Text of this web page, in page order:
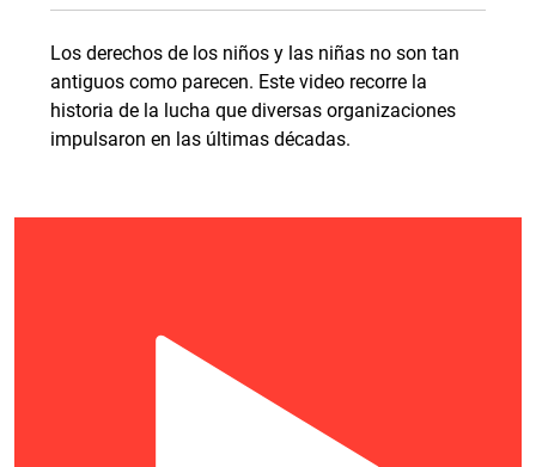
Los derechos de los niños y las niñas no son tan
antiguos como parecen. Este video recorre la
historia de la lucha que diversas organizaciones
impulsaron en las últimas décadas.